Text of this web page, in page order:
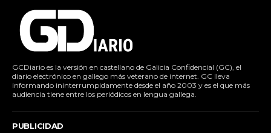
GCDiario es la versión en castellano de Galicia Confidencial (GC), el
diario electrónico en gallego más veterano de internet. GC lleva
informando ininterrumpidamente desde el año 2003 y es el que más
audiencia tiene entre los periódicos en lengua gallega.
PUBLICIDAD